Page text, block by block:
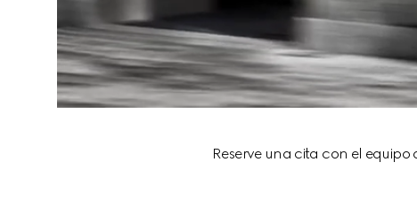
Reserve una cita con el